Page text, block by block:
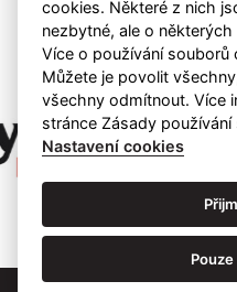
cookies. Některé z nich
nezbytné, ale o
Více o používání souborů
Můžete je povolit
všechny odmítnout. Více
stránce Zásady
Nastavení cookies